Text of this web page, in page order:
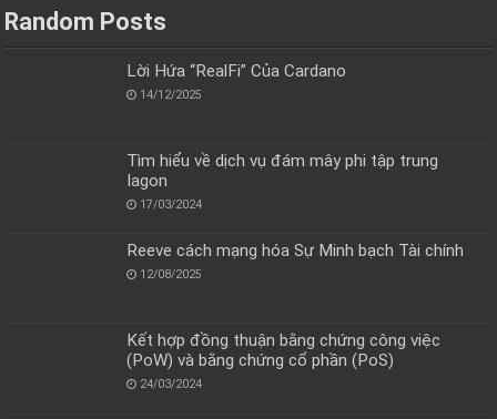
Random Posts
Lời Hứa “RealFi” Của Cardano
14/12/2025
Tìm hiểu về dịch vụ đám mây phi tập trung
Iagon
17/03/2024
Reeve cách mạng hóa Sự Minh bạch Tài chính
12/08/2025
Kết hợp đồng thuận bằng chứng công việc
(PoW) và bằng chứng cổ phần (PoS)
24/03/2024